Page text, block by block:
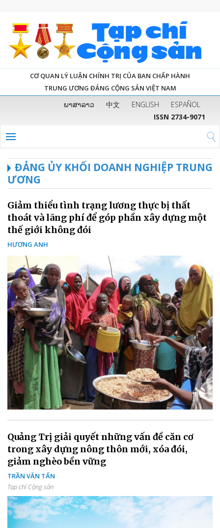
CƠ QUAN LÝ LUẬN CHÍNH TRỊ CỦA BAN CHẤP HÀNH
TRUNG ƯƠNG ĐẢNG CỘNG SẢN VIỆT NAM
ພາສາລາວ 中文 ENGLISH
ESPAÑOL
ISSN 2734-9071
ĐẢNG ỦY KHỐI DOANH NGHIỆP TRUNG
ƯƠNG
Giảm thiểu tình trạng lương thực bị thất
thoát và lãng phí để góp phần xây dựng một
thế giới không đói
HƯƠNG ANH
Quảng Trị giải quyết những vấn đề căn cơ
trong xây dựng nông thôn mới, xóa đói,
giảm nghèo bền vững
TRẦN VĂN TẤN
Tạp chí Cộng sản